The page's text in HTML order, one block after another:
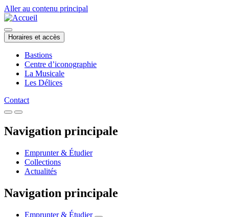
Aller au contenu principal
Horaires et accès
Bastions
Centre d’iconographie
La Musicale
Les Délices
Contact
Navigation principale
Emprunter & Étudier
Collections
Actualités
Navigation principale
Emprunter & Étudier